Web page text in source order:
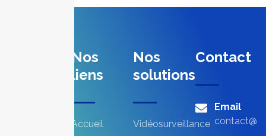
Nos
liens
Accueil
Nos
solutions
Vidéosurveillance
Contact
Email